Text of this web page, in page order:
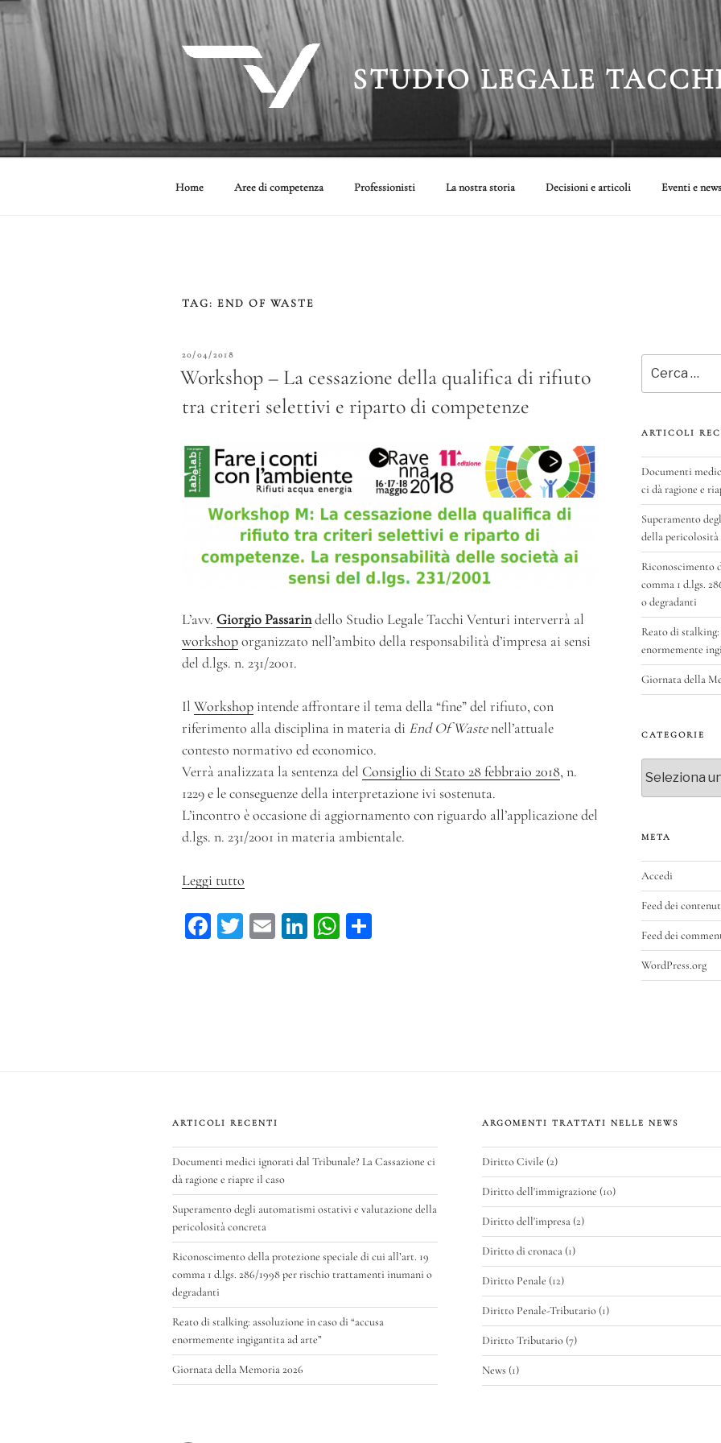
Salta
al
contenuto
STUDIO LEGALE
Home Aree di competenza Professionisti La nostra storia Decisioni e articoli Eventi e news
TAG: END OF WASTE
PUBBLICATO
20/04/2018
Workshop – La cessazione della qualifica di rifiuto
tra criteri selettivi e riparto di competenze
L’avv. Giorgio Passarindello Studio Legale Tacchi Venturi interverrà al
workshoporganizzato nell’ambito della responsabilità d’impresa ai sensi
del d.lgs. n. 231/2001.
Il Workshop intende affrontare il tema della “fine” del rifiuto, con
riferimento alla disciplina in materia di End Of Wastenell’attuale
contesto normativo ed economico.
Verrà analizzata la sentenza del Consiglio di Stato 28 febbraio 2018, n.
1229 e le conseguenze della interpretazione ivi sostenuta.
L’incontro è occasione di aggiornamento con riguardo all’applicazione del
d.lgs. n. 231/2001 in materia ambientale.
Leggi tutto
La
cessazione
e
di
competenze”
Fa T
E
Li W
ARTICOLI
Documenti
ci dà ragione e
Superamento
della pericolosità
Riconoscimento
comma 1 d.lgs.
o degradanti
Reato di stalking:
enormemente
Giornata della
CATEGORIE
META
Accedi
Feed dei
Feed dei
WordPress.org
ARTICOLI RECENTI
Documenti medici ignorati dal Tribunale? La Cassazione ci
dà ragione e riapre il caso
Superamento degli automatismi ostativi e valutazione della
pericolosità concreta
Riconoscimento della protezione speciale di cui all’art. 19
comma 1 d.lgs. 286/1998 per rischio trattamenti inumani o
degradanti
Reato di stalking: assoluzione in caso di “accusa
enormemente ingigantita ad arte”
Giornata della Memoria 2026
ARGOMENTI TRATTATI NELLE NEWS
Diritto Civile (2)
Diritto dell'immigrazione (10)
Diritto dell'impresa(2)
Diritto di cronaca(1)
Diritto Penale (12)
Diritto Penale-Tributario(1)
Diritto Tributario(7)
News (1)